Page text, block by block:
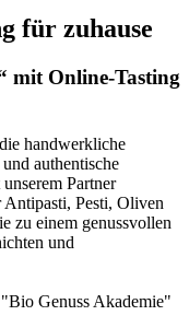
für zuhause
mit Online-Tasting
handwerkliche
authentische
Partner
Pesti, Oliven
zu einem genussvollen
und
Genuss Akademie"